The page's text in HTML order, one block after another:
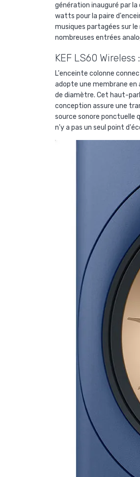
génération inauguré par
watts pour la paire
musiques partagées sur
nombreuses entrées
KEF LS60
L'enceinte colonne
adopte une membrane en
de diamètre. Cet haut-
conception assure une
source sonore ponctuelle
n'y a pas un seul point